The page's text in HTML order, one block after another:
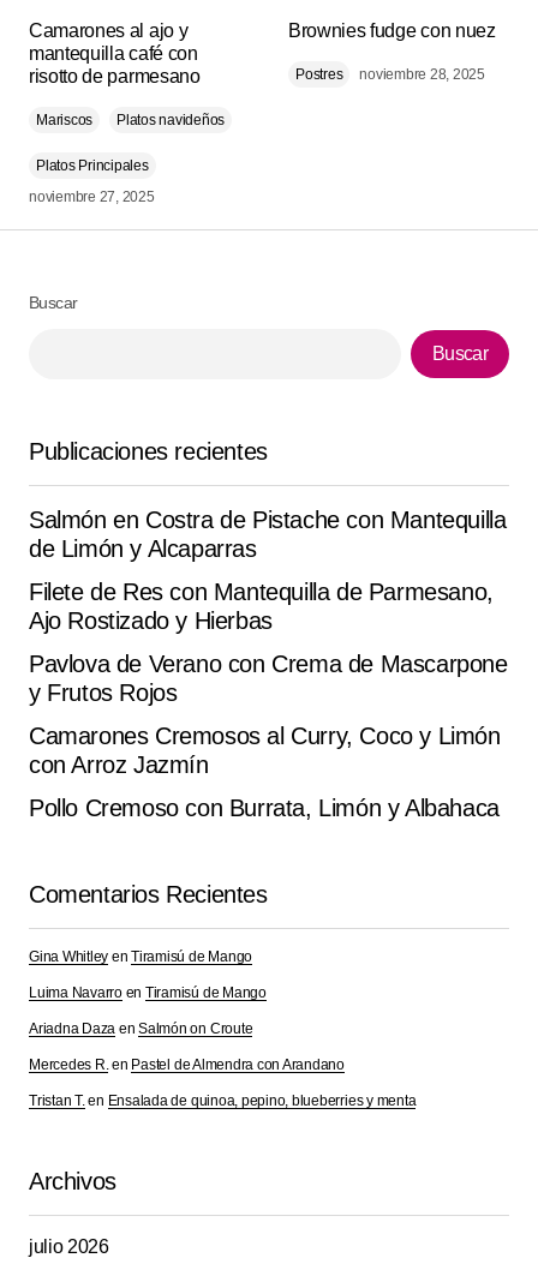
publicada. Los campos obligatorios están
marcados con*
Comment*
Camarones al ajo y
mantequilla café con
risotto de parmesano
Mariscos Platos navideños
Platos Principales
noviembre 27, 2025
Brownies fudge con nuez
Postres noviembre 28, 2025
Buscar
Buscar
Publicaciones recientes
Salmón en Costra de Pistache con Mantequilla
de Limón y Alcaparras
Filete de Res con Mantequilla de Parmesano,
Ajo Rostizado y Hierbas
Pavlova de Verano con Crema de Mascarpone
y Frutos Rojos
Camarones Cremosos al Curry, Coco y Limón
con Arroz Jazmín
Pollo Cremoso con Burrata, Limón y Albahaca
Comentarios Recientes
Gina Whitley enTiramisú de Mango
Luima Navarroen Tiramisú de Mango
Ariadna Daza enSalmón on Croute
Mercedes R.en Pastel de Almendra con Arandano
Tristan T.en Ensalada de quinoa, pepino, blueberries y menta
Archivos
julio 2026